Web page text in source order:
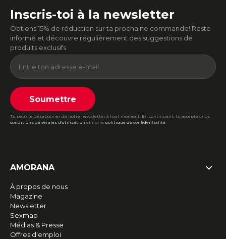
Inscris-toi à la newsletter
Obtiens 15% de réduction sur ta prochaine commande! Reste
informé et découvre régulièrement des suggestions de
produits exclusifs.
Soumettre
Tu peux te désabonner de notre newsletter à tout moment. En continuant, tu acceptes nos
conditions générales d'utilisation et notre politique de confidentialité.
AMORANA
À propos de nous
Magazine
Newsletter
Sexmap
Médias & Presse
Offres d'emploi